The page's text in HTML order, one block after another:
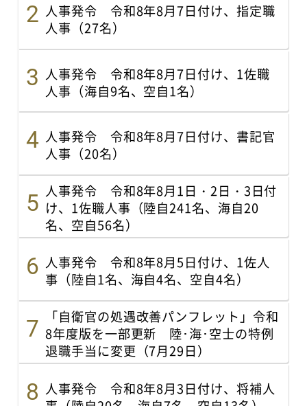
人事発令 令和8年8月7日付け、指定職
人事（27名）
人事発令 令和8年8月7日付け、1佐職
人事（海自9名、空自1名）
人事発令 令和8年8月7日付け、書記官
人事（20名）
人事発令 令和8年8月1日・2日・3日付
け、1佐職人事（陸自241名、海自20
名、空自56名）
人事発令 令和8年8月5日付け、1佐人
事（陸自1名、海自4名、空自4名）
「自衛官の処遇改善パンフレット」令和
8年度版を一部更新 陸･海･空士の特例
退職手当に変更（7月29日）
人事発令 令和8年8月3日付け、将補人